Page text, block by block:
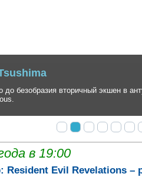
безобразия вторичный экшен в
в 19:00
Resident Evil Revelations –